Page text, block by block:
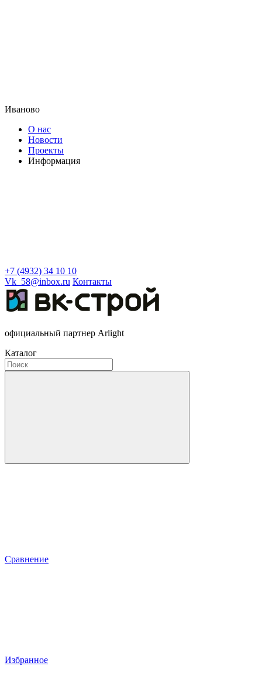
Иваново
О нас
Новости
Проекты
Информация
+7 (4932) 34 10 10
Vk_58@inbox.ru Контакты
официальный партнер Arlight
Каталог
Сравнение
Избранное